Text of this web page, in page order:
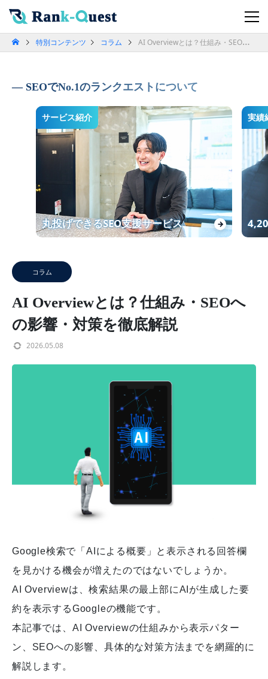
特別コンテンツ コラム AI Overviewとは？仕組み・SEOへの影響・対策を徹底解説
SEOでNo.1のランクエストについて
サービス紹介
丸投げできるSEO支援サービス →
実績
コラム
AI Overviewとは？仕組み・SEOへ
の影響・対策を徹底解説
2026.05.08
Google検索で「AIによる概要」と表示される回答欄
を見かける機会が増えたのではないでしょうか。
AI Overviewは、検索結果の最上部にAIが生成した要
約を表示するGoogleの機能です。
本記事では、AI Overviewの仕組みから表示パター
ン、SEOへの影響、具体的な対策方法までを網羅的に
解説します。